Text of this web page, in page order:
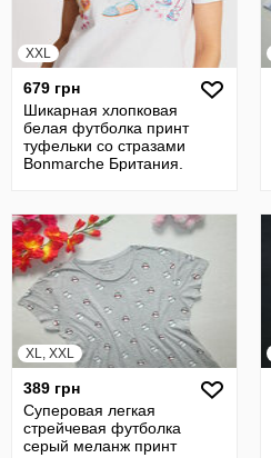
XXL
679 грн
Шикарная хлопковая
белая футболка принт
туфельки со стразами
Bonmarche Британия.
XL, XXL
389 грн
Суперовая легкая
стрейчевая футболка
серый меланж принт